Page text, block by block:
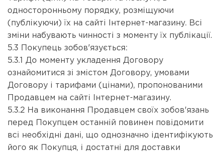
односторонньому порядку, розміщуючи
(публікуючи) їх на сайті Інтернет-магазину. Всі
зміни набувають чинності з моменту їх публікації.
5.3 Покупець зобов'язується:
5.3.1 До моменту укладення Договору
ознайомитися зі змістом Договору, умовами
Договору і тарифами (цінами), пропонованими
Продавцем на сайті Інтернет-магазину.
5.3.2 На виконання Продавцем своїх зобов'язань
перед Покупцем останній повинен повідомити
всі необхідні дані, що однозначно ідентифікують
його як Покупця, і достатні для доставки